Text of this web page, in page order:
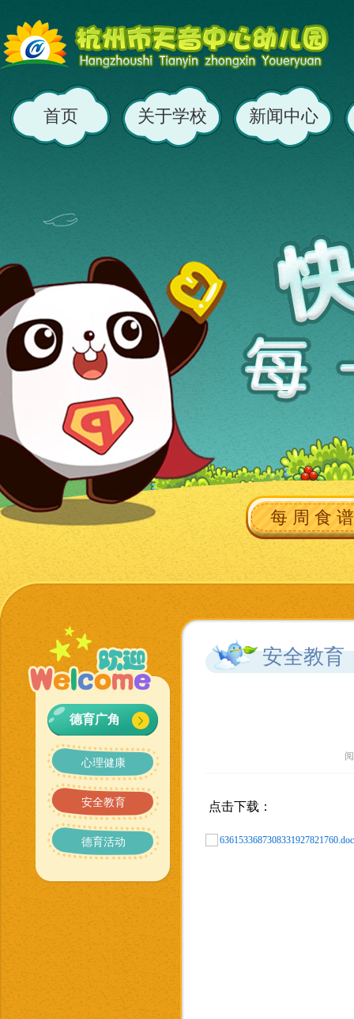
首页 关于学校 新闻中心
每 周 食 谱
德育广角
心理健康
安全教育
德育活动
安全教育
点击下载 ：
6361533687308331927821760.doc